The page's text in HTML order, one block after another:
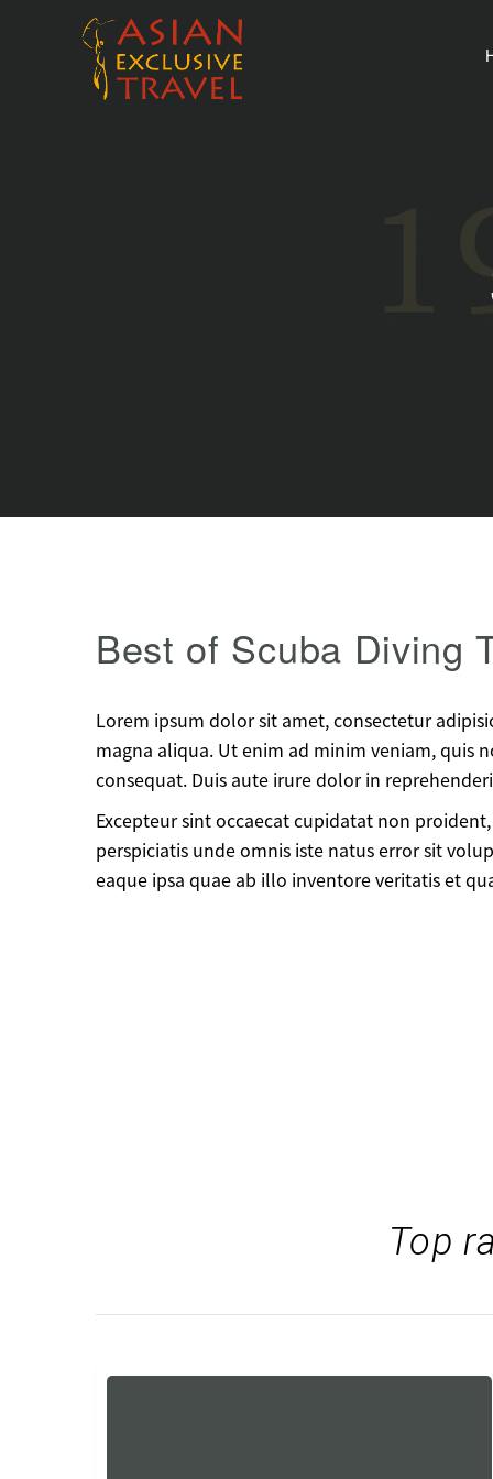
Best of Scuba Diving
Lorem ipsum dolor sit amet, consectetur
magna aliqua. Ut enim ad minim veniam, quis
consequat. Duis aute irure dolor in
Excepteur sint occaecat cupidatat non
perspiciatis unde omnis iste natus error sit
eaque ipsa quae ab illo inventore veritatis et
Top